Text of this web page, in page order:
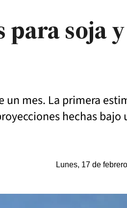
soja
un mes. La primera
hechas bajo
Lunes, 17 de